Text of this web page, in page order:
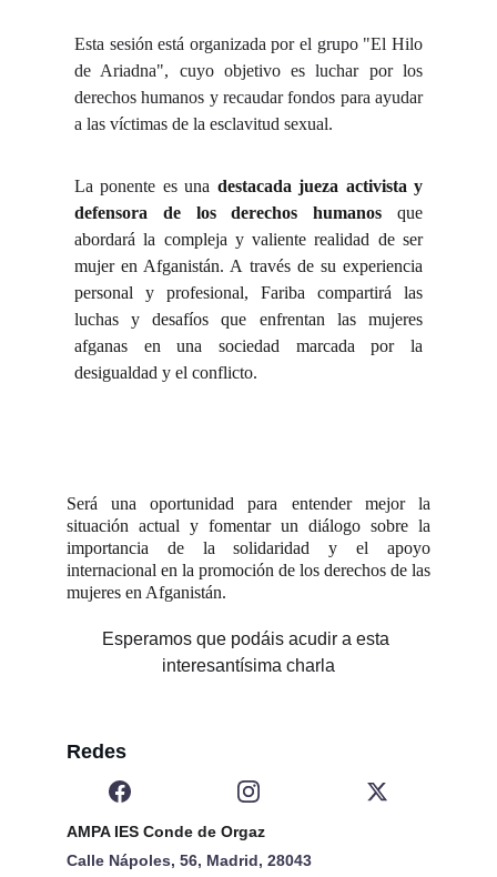
Esta sesión está organizada por el grupo "El Hilo
de Ariadna", cuyo objetivo es luchar por los
derechos humanos y recaudar fondos para ayudar
a las víctimas de la esclavitud sexual.
La ponente esuna destacada jueza activista y
defensora de los derechos humanos que
abordará la compleja y valiente realidad de ser
mujer en Afganistán. A través de su experiencia
personal y profesional, Fariba compartirá las
luchas y desafíos que enfrentan las mujeres
afganas en una sociedad marcada por la
desigualdad y el conflicto.
Será una oportunidad para entender mejor la
situación actual y fomentar un diálogo sobre la
importancia de la solidaridad y el apoyo
internacional en la promoción de los derechos de las
mujeres en Afganistán.
Esperamos que podáis acudir a esta
interesantísima charla
Redes
AMPA IES Conde de Orgaz
Calle Nápoles, 56, Madrid, 28043